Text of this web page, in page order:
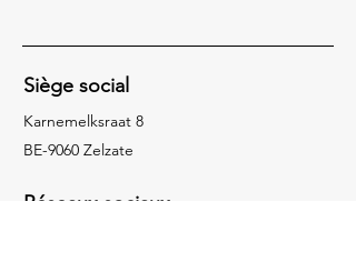
Siège social
Karnemelksraat 8
BE-9060 Zelzate
Réseaux sociaux